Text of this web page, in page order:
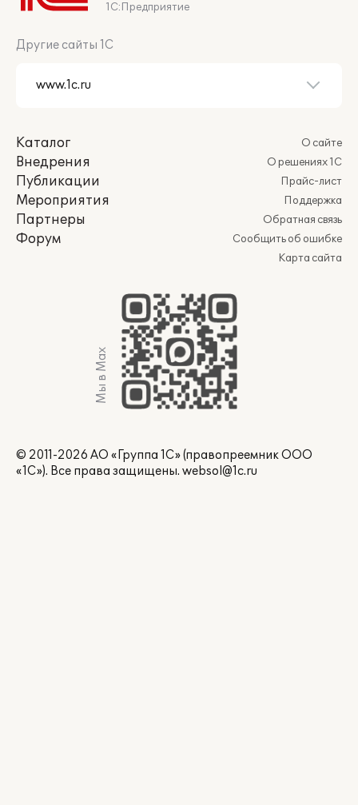
1С:Предприятие
Другие сайты 1С
Каталог
Внедрения
Публикации
Мероприятия
Партнеры
Форум
О сайте
О решениях 1С
Прайс-лист
Поддержка
Обратная связь
Сообщить об ошибке
Карта сайта
Мы в Max
© 2011-2026 АО «Группа 1С» (правопреемник ООО
«1С»). Все права защищены. websol@1c.ru